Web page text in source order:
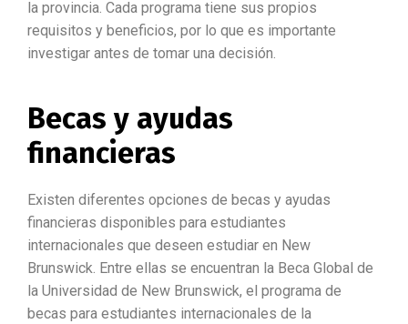
la provincia. Cada programa tiene sus propios
requisitos y beneficios, por lo que es importante
investigar antes de tomar una decisión.
Becas y ayudas
financieras
Existen diferentes opciones de becas y ayudas
financieras disponibles para estudiantes
internacionales que deseen estudiar en New
Brunswick. Entre ellas se encuentran la Beca Global de
la Universidad de New Brunswick, el programa de
becas para estudiantes internacionales de la